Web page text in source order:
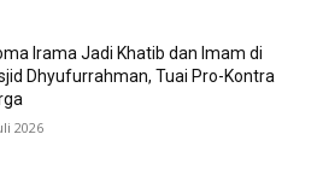
Irama Jadi Khatib dan Imam di
Dhyufurrahman, Tuai Pro-Kontra
2026